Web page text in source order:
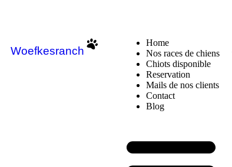
Woefkesranch
Home
Nos races de chiens
Chiots disponible
Reservation
Mails de nos clients
Contact
Blog